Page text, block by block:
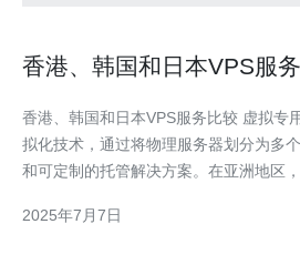
香港、韩国和日本VPS服
香港、韩国和日本VPS服务比较 虚拟专用服务器（VPS）是一种虚
拟化技术，通过将物理服务器划分为多
和可定制的托管解决方案。在亚洲地区
选择最适合您需求的服务。 香港VPS服务在亚洲地区享有很高的
2025年7月7日